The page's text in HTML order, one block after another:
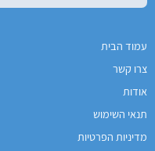
עמוד הבית
צרו קשר
אודות
תנאי השימוש
מדיניות הפרטיות